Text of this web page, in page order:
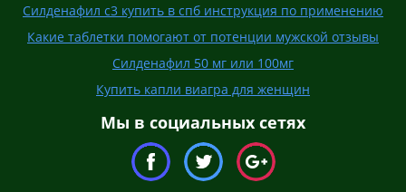
Силденафил с3 купить в спб инструкция по применению
Какие таблетки помогают от потенции мужской отзывы
Силденафил 50 мг или 100мг
Купить капли виагра для женщин
Мы в социальных сетях